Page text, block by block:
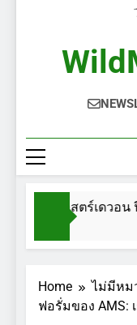
นพฤกษศาสตร์เดวอน
Home
ไม่มีหม
ฟอรั่มของ AMS: